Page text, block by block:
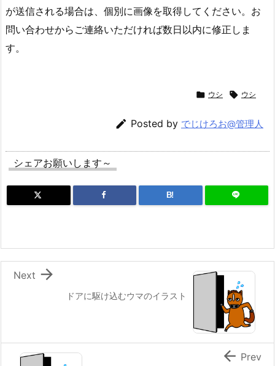
が送信される場合は、個別に画像を取得してください。お
問い合わせからご連絡いただければ数日以内に修正しま
す。
 ウシ  ウシ
 Posted by でじけろお@管理人
シェアお願いします～
B!
ドアに駆け込むウマのイラスト

Next
 Prev